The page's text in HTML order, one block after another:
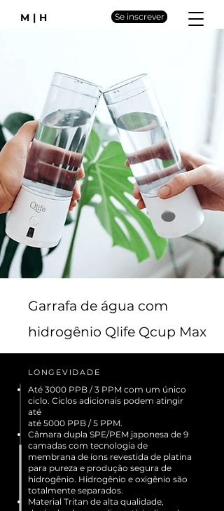
M|H Se inscrever
Garrafa de água com
hidrogênio Qlife Qcup Max
LONGEVIDADE
Até 3000 PPB / 3 PPM com um único
ciclo. Ciclos adicionais podem atingir
até
até 5000 PPB / 5 PPM.
Câmara dupla SPE/PEM japonesa de 9
camadas com tecnologia de
membrana de íons revestida de platina
para pureza e produção segura de
hidrogênio. Hidrogênio e oxigênio são
totalmente separados.
Material Tritan de alta qualidade,